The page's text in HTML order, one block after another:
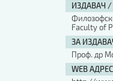
ИЗДАВАЧ /
Faculty of
ЗА
Проф. др
WEB